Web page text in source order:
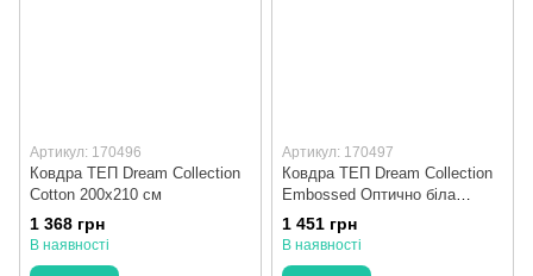
Артикул: 170496
Ковдра ТЕП Dream Collection
Cotton 200x210 см
1 368 грн
В наявності
Артикул: 170497
Ковдра ТЕП Dream Collection
Embossed Оптично біла
200x210 см
1 451 грн
В наявності